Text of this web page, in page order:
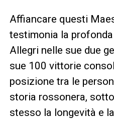
Affiancare questi
testimonia la
Allegri nelle sue due
sue 100 vittorie
posizione tra le
storia rossonera,
stesso la longevità e